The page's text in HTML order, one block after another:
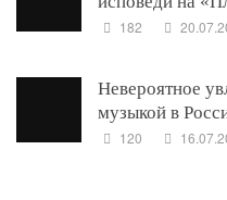
182
Невероятное
музыкой в
120